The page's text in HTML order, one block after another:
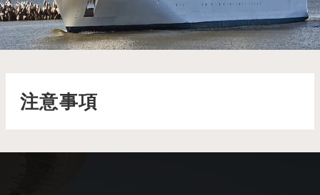
了解更多
注意事項